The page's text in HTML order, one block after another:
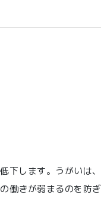
下します。うがいは、
働きが弱まるのを防ぎ